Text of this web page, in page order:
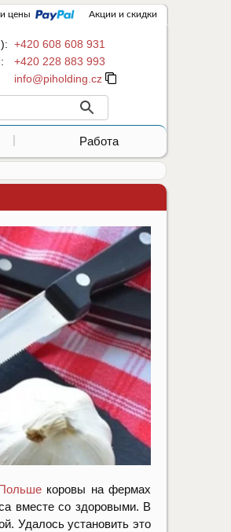
цены Акции и скидки
+420 608 608 931
+420 228 883 993
Работа
коровы на фермах
вместе со здоровыми. В
Удалось установить это